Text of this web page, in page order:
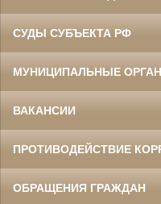
СУДЫ СУБЪЕКТА РФ
МУНИЦИПАЛЬНЫЕ
ВАКАНСИИ
ПРОТИВОДЕЙСТВИЕ
ОБРАЩЕНИЯ ГРАЖДАН